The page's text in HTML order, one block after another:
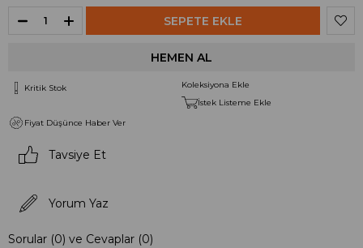
Kritik Stok
Koleksiyona Ekle
İstek Listeme Ekle
Fiyat Düşünce Haber Ver
Tavsiye Et
Yorum Yaz
Sorular (0) ve Cevaplar (0)